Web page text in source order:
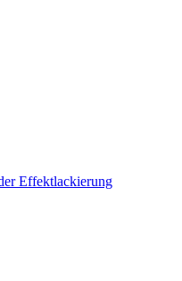
Effektlackierung